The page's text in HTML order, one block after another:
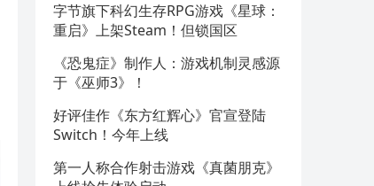
字节旗下科幻生存RPG游戏《星球：
重启》上架Steam！但锁国区
《恐鬼症》制作人：游戏机制灵感源
于《巫师3》！
好评佳作《东方红辉心》官宣登陆
Switch！今年上线
第一人称合作射击游戏《真菌朋克》